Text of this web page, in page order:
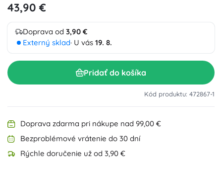
43,90 €
Doprava od 3,90 €
Externý sklad· U vás 19. 8.
Pridať do košíka
Kód produktu: 472867-1
Doprava zdarma pri nákupe nad 99,00 €
Bezproblémové vrátenie do 30 dní
Rýchle doručenie už od 3,90 €